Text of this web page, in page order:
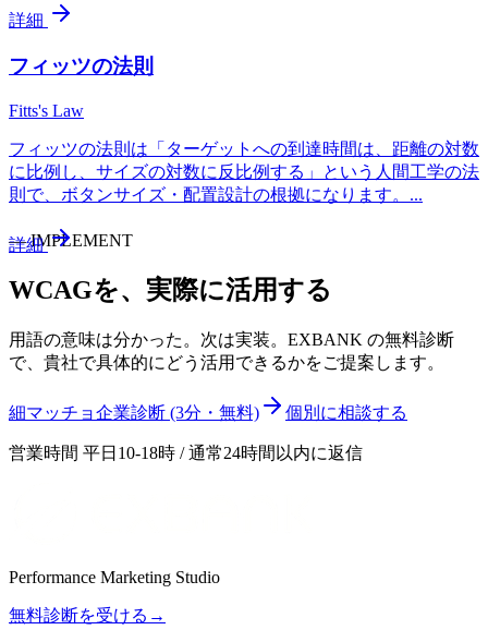
詳細
フィッツの法則
Fitts's Law
フィッツの法則は「ターゲットへの到達時間は、距離の対数
に比例し、サイズの対数に反比例する」という人間工学の法
則で、ボタンサイズ・配置設計の根拠になります。 ...
詳細
—IMPLEMENT
WCAGを、実際に活用する
用語の意味は分かった。次は実装。EXBANK の無料診断
で、貴社で具体的にどう活用できるかをご提案します。
細マッチョ企業診断 (3分・無料) 個別に相談する
営業時間 平日10-18時 / 通常24時間以内に返信
Performance Marketing Studio
無料診断を受ける →